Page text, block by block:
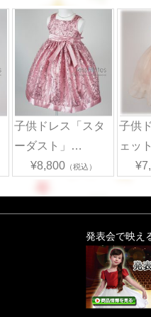
子供ドレス「スタ
ーダスト」…
¥8,800（税込）
子供
ェッ
発表会で映え